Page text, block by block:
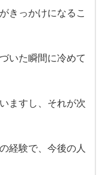
きっかけになるこ
いた瞬間に冷めて
ますし、それが次
経験で、今後の人